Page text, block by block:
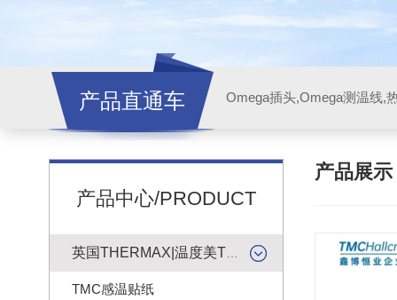
产品直通车
产品中心/PRODUCT
TMC感温贴纸
产品展示